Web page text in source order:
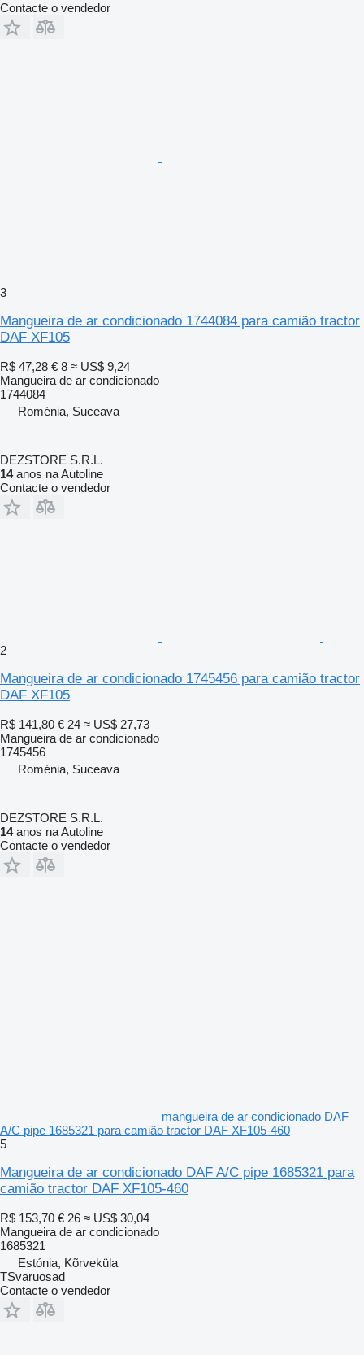
Contacte o vendedor
3
Mangueira de ar condicionado 1744084 para camião tractor
DAF XF105
R$ 47,28 € 8 ≈ US$ 9,24
Mangueira de ar condicionado
1744084
Roménia, Suceava
DEZSTORE S.R.L.
14anos na Autoline
Contacte o vendedor
2
Mangueira de ar condicionado 1745456 para camião tractor
DAF XF105
R$ 141,80 € 24 ≈ US$ 27,73
Mangueira de ar condicionado
1745456
Roménia, Suceava
DEZSTORE S.R.L.
14anos na Autoline
Contacte o vendedor
mangueira de ar condicionado DAF
A/C pipe 1685321 para camião tractor DAF XF105-460
5
Mangueira de ar condicionado DAF A/C pipe 1685321 para
camião tractor DAF XF105-460
R$ 153,70 € 26 ≈ US$ 30,04
Mangueira de ar condicionado
1685321
Estónia, Kõrveküla
TSvaruosad
Contacte o vendedor